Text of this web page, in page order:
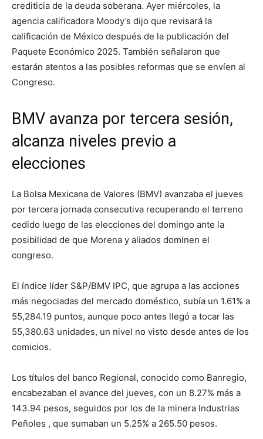
crediticia de la deuda soberana. Ayer miércoles, la
agencia calificadora Moody’s dijo que revisará la
calificación de México después de la publicación del
Paquete Económico 2025. También señalaron que
estarán atentos a las posibles reformas que se envíen al
Congreso.
BMV avanza por tercera sesión,
alcanza niveles previo a
elecciones
La Bolsa Mexicana de Valores (BMV) avanzaba el jueves
por tercera jornada consecutiva recuperando el terreno
cedido luego de las elecciones del domingo ante la
posibilidad de que Morena y aliados dominen el
congreso.
El índice líder S&P/BMV IPC, que agrupa a las acciones
más negociadas del mercado doméstico, subía un 1.61% a
55,284.19 puntos, aunque poco antes llegó a tocar las
55,380.63 unidades, un nivel no visto desde antes de los
comicios.
Los títulos del banco Regional, conocido como Banregio,
encabezaban el avance del jueves, con un 8.27% más a
143.94 pesos, seguidos por los de la minera Industrias
Peñoles , que sumaban un 5.25% a 265.50 pesos.